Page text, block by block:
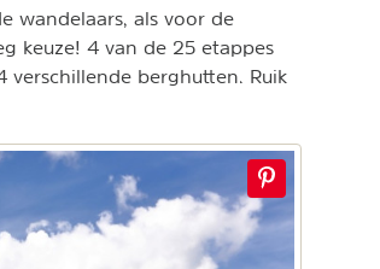
wandelaars, als voor de
keuze! 4 van de 25 etappes
verschillende berghutten. Ruik